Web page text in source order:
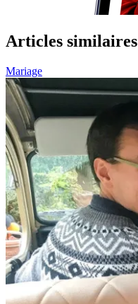
Articles similaires
Mariage